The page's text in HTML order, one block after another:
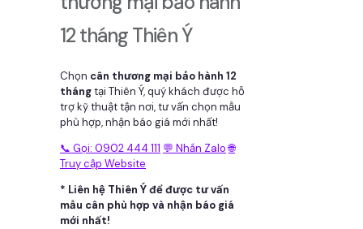
12 tháng Thiên Ý
Chọn cân thương mại bảo hành 12
thángtại Thiên Ý, quý khách được hỗ
trợ kỹ thuật tận nơi, tư vấn chọn mẫu
phù hợp, nhận báo giá mới nhất!
📞 Gọi: 0902 444 111 💬 Nhắn Zalo 🌐
Truy cập Website
* Liên hệ Thiên Ý để được tư vấn
mẫu cân phù hợp và nhận báo giá
mới nhất!